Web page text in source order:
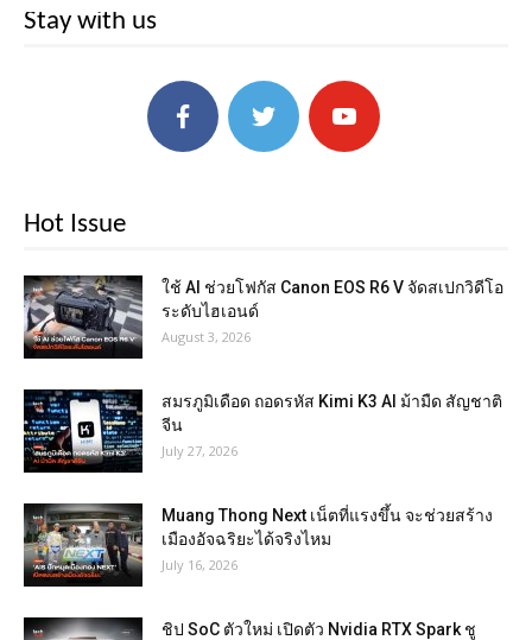
Stay with us
Hot Issue
ใช้ AI ช่วยโฟกัส Canon EOS R6 V จัดสเปกวิดีโอ
ระดับไฮเอนด์
August 3, 2026
สมรภูมิเดือด ถอดรหัส Kimi K3 AI ม้ามืด สัญชาติ
จีน
July 27, 2026
Muang Thong Next เน็ตที่แรงขึ้น จะช่วยสร้าง
เมืองอัจฉริยะได้จริงไหม
July 16, 2026
ชิป SoC ตัวใหม่ เปิดตัว Nvidia RTX Spark ชู